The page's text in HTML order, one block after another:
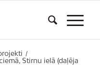
/
Stirnu ielā (daļēja